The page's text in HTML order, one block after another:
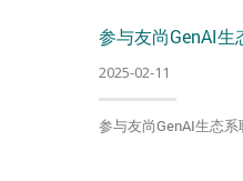
参与友尚GenAI生
2025-02-11
参与友尚GenAI生态系